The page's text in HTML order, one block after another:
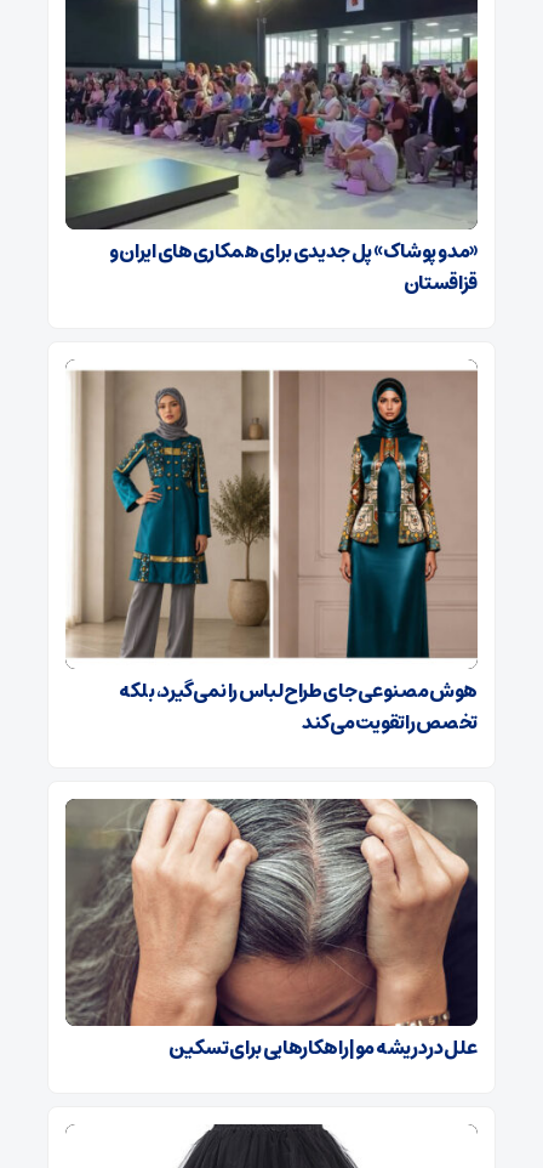
«مد و پوشاک» پل جدیدی برای همکاری‌های ایران و
قزاقستان
هوش مصنوعی جای طراح لباس را نمی‌گیرد، بلکه
تخصص را تقویت می‌کند
علل درد ریشه مو| راهکارهایی برای تسکین